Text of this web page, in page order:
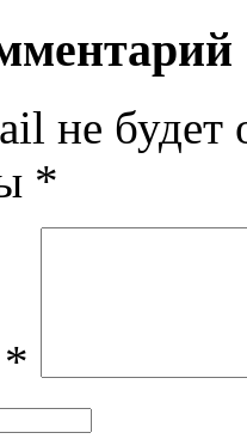
не будет
*
*